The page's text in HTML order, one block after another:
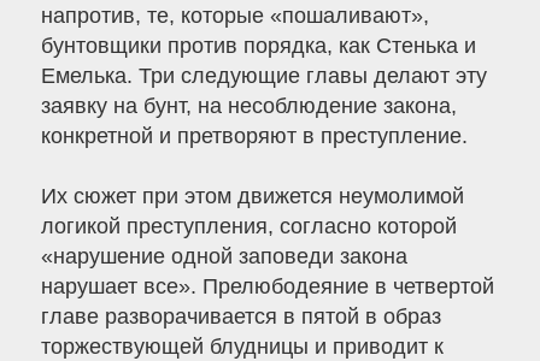
напротив, те, которые «пошаливают»,
бунтовщики против порядка, как Стенька и
Емелька. Три следующие главы делают эту
заявку на бунт, на несоблюдение закона,
конкретной и претворяют в преступление.
Их сюжет при этом движется неумолимой
логикой преступления, согласно которой
«нарушение одной заповеди закона
нарушает все». Прелюбодеяние в четвертой
главе разворачивается в пятой в образ
торжествующей блудницы и приводит к